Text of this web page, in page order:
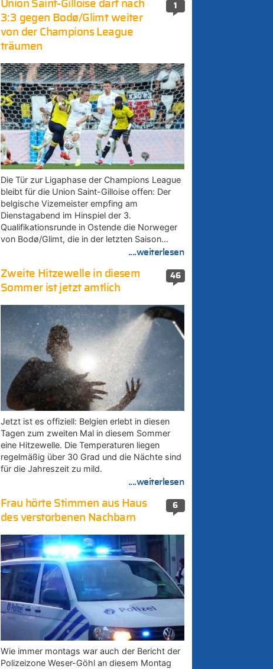
1
Union Saint-Gilloise darf nach
3:3 gegen Bodø/Glimt weiter
von der Champions League
träumen
Die Tür zur Ligaphase der Champions League
bleibt für die Union Saint-Gilloise offen: Der
belgische Vizemeister empfing am
Dienstagabend im Hinspiel der 3.
Qualifikationsrunde in Ostende die Norweger
von Bodø/Glimt, die in der letzten Saison…
....weiterlesen
46
Zweite Hitzewelle in diesem
Sommer ist jetzt amtlich
Jetzt ist es offiziell: Belgien erlebt in diesen
Tagen zum zweiten Mal in diesem Sommer
eine Hitzewelle. Die Temperaturen liegen
regelmäßig über 30 Grad und die Nächte sind
für die Jahreszeit zu mild.
....weiterlesen
6
Frau hörte Stimmen aus Haus
des verstorbenen Nachbarn
Wie immer montags war auch der Bericht der
Polizeizone Weser-Göhl an diesem Montag